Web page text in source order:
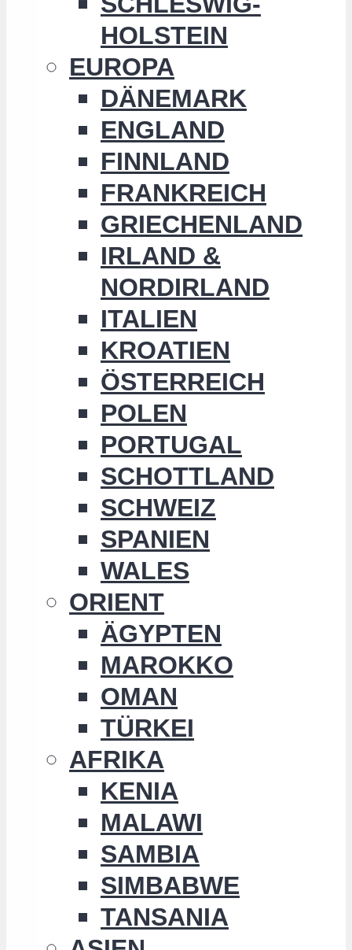
HOLSTEIN
EUROPA
DÄNEMARK
ENGLAND
FINNLAND
FRANKREICH
GRIECHENLAND
IRLAND &
NORDIRLAND
ITALIEN
KROATIEN
ÖSTERREICH
POLEN
PORTUGAL
SCHOTTLAND
SCHWEIZ
SPANIEN
WALES
ORIENT
ÄGYPTEN
MAROKKO
OMAN
TÜRKEI
AFRIKA
KENIA
MALAWI
SAMBIA
SIMBABWE
TANSANIA